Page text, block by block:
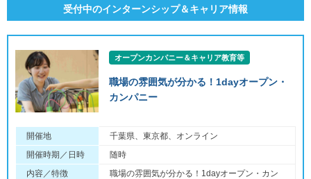
受付中のインターンシップ＆キャリア情報
オープンカンパニー＆キャリア教育等
職場の雰囲気が分かる！1dayオープン・
カンパニー
開催地
千葉県、東京都、オンライン
開催時期／日時
随時
内容／特徴
職場の雰囲気が分かる！1dayオープン・カン